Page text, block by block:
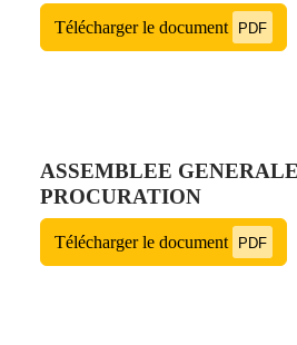
Télécharger le document PDF
ASSEMBLEE
PROCURATION
Télécharger le document PDF